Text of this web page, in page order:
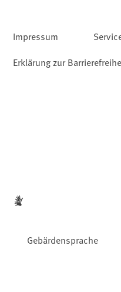
Impressum
Erklärung zur
Gebärdensprache